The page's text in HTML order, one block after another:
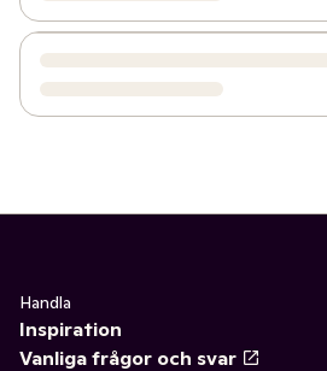
Handla
Inspiration
Vanliga frågor och svar